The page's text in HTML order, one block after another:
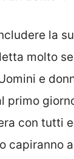
la
molto
e
primo
con tutti
capiranno